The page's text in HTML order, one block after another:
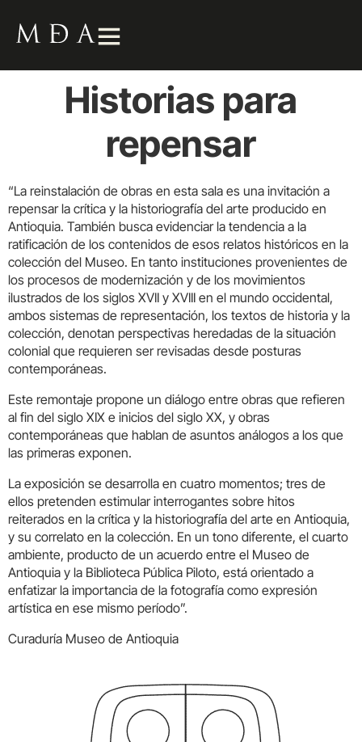
Historias para
repensar
“La reinstalación de obras en esta sala es una invitación a
repensar la crítica y la historiografía del arte producido en
Antioquia. También busca evidenciar la tendencia a la
ratificación de los contenidos de esos relatos históricos en la
colección del Museo. En tanto instituciones provenientes de
los procesos de modernización y de los movimientos
ilustrados de los siglos XVII y XVIII en el mundo occidental,
ambos sistemas de representación, los textos de historia y la
colección, denotan perspectivas heredadas de la situación
colonial que requieren ser revisadas desde posturas
contemporáneas.
Este remontaje propone un diálogo entre obras que refieren
al fin del siglo XIX e inicios del siglo XX, y obras
contemporáneas que hablan de asuntos análogos a los que
las primeras exponen.
La exposición se desarrolla en cuatro momentos; tres de
ellos pretenden estimular interrogantes sobre hitos
reiterados en la crítica y la historiografía del arte en Antioquia,
y su correlato en la colección. En un tono diferente, el cuarto
ambiente, producto de un acuerdo entre el Museo de
Antioquia y la Biblioteca Pública Piloto, está orientado a
enfatizar la importancia de la fotografía como expresión
artística en ese mismo período”.
Curaduría Museo de Antioquia